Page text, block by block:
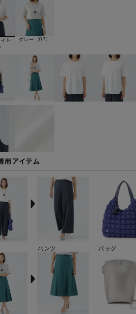
ト
グレー（07）
用アイテム
パンツ バッグ